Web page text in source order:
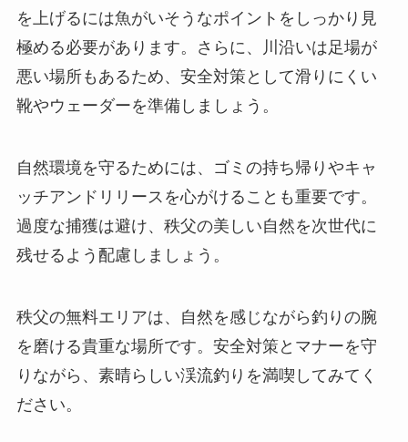
を上げるには魚がいそうなポイントをしっかり見
極める必要があります。さらに、川沿いは足場が
悪い場所もあるため、安全対策として滑りにくい
靴やウェーダーを準備しましょう。
自然環境を守るためには、ゴミの持ち帰りやキャ
ッチアンドリリースを心がけることも重要です。
過度な捕獲は避け、秩父の美しい自然を次世代に
残せるよう配慮しましょう。
秩父の無料エリアは、自然を感じながら釣りの腕
を磨ける貴重な場所です。安全対策とマナーを守
りながら、素晴らしい渓流釣りを満喫してみてく
ださい。